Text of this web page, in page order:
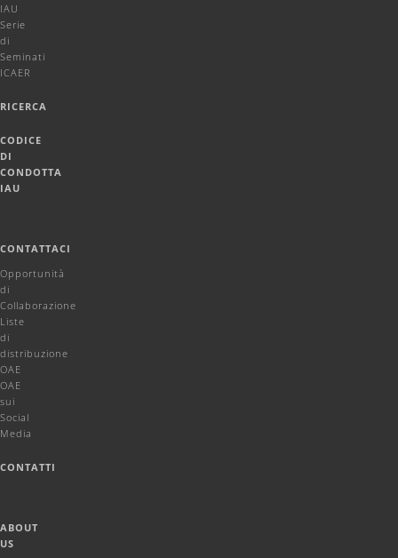
IAU
Serie
di
Seminati
ICAER
RICERCA
CODICE
DI
CONDOTTA
IAU
CONTATTACI
Opportunità
di
Collaborazione
Liste
di
distribuzione
OAE
OAE
sui
Social
Media
CONTATTI
ABOUT
US